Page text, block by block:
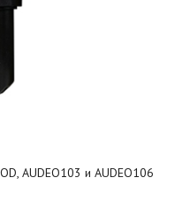
AUDEO103 и AUDEO106